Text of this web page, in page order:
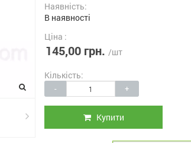
Наявність:
В наявності
Ціна :
145,00 грн. /шт
Кількість:
- +
Купити